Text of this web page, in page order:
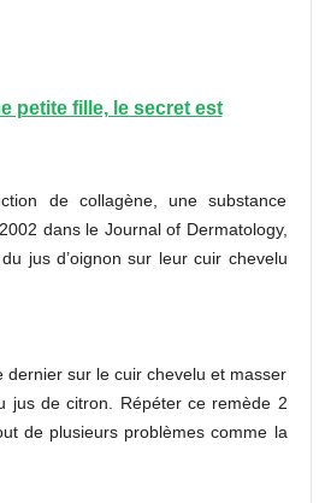
petite fille, le secret est
de collagène, une substance
dans le Journal of Dermatology,
jus d’oignon sur leur cuir chevelu
sur le cuir chevelu et masser
jus de citron. Répéter ce remède 2
de plusieurs problèmes comme la